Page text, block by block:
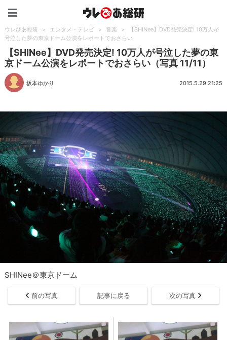
ウレぴあ総研 > エンタメ・テレビ > 音楽 >
【SHINee】DVD発売決定! 10万人が
号泣した夢の東京ドーム公演をレポートでおさらい
【SHINee】DVD発売決定! 10万人が号泣した夢の東
京ドーム公演をレポートでおさらい（写真 11/11）
坂本ゆかり 2015.5.29 21:25
SHINee＠東京ドーム
前の写真 記事に戻る 次の写真